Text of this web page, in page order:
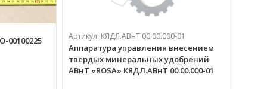
00100225
Артикул: КЯДЛ.АВнТ 00.00.000-01
Аппаратура управления внесением
твердых минеральных удобрений
ABнТ «ROSA» КЯДЛ.АВнТ 00.00.000-01